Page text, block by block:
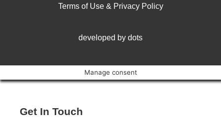
Terms of Use & Privacy Policy
developed by dots
Manage consent
Get In Touch